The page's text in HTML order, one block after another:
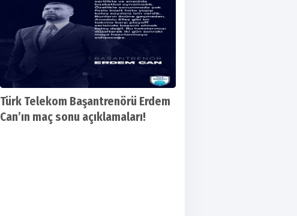
Türk Telekom Başantrenörü Erdem
Can’ın maç sonu açıklamaları!